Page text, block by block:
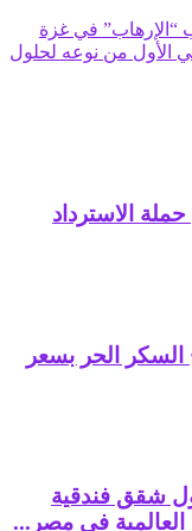
“الإرهاب” في غزة
العالمي الأول من نوعه لحلول
الاسترداد
الحر بسعر
شقق فندقية
العالمية في مصر...